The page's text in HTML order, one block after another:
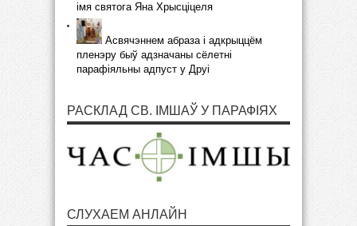
імя святога Яна Хрысціцеля
Асвячэннем абраза і адкрыццём
пленэру быў адзначаны сёлетні
парафіяльны адпуст у Друі
РАСКЛАД СВ. ІМШАЎ У ПАРАФІЯХ
СЛУХАЕМ АНЛАЙН